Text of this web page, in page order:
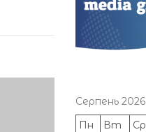
Серпень 2026
Пн
Вт Ср